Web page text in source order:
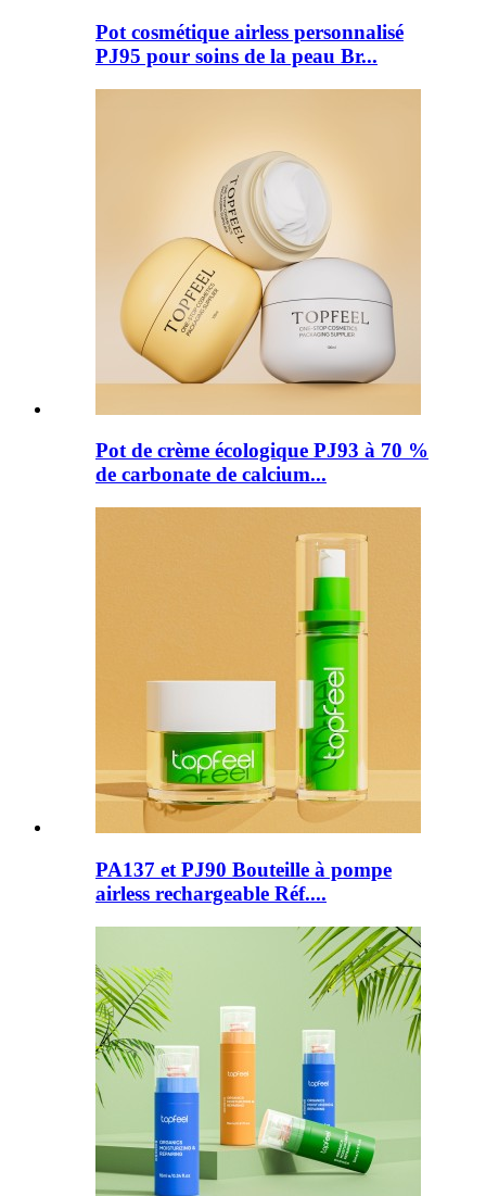
Pot cosmétique airless personnalisé
PJ95 pour soins de la peau Br...
Pot de crème écologique PJ93 à 70 %
de carbonate de calcium...
PA137 et PJ90 Bouteille à pompe
airless rechargeable Réf....